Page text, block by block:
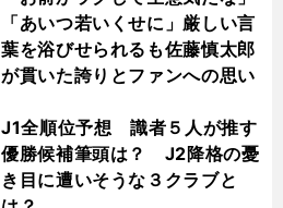
「あいつ若いくせに」厳しい言
葉を浴びせられるも佐藤慎太郎
が貫いた誇りとファンへの思い
J1全順位予想 識者５人が推す
優勝候補筆頭は？ J2降格の憂
き目に遭いそうな３クラブと